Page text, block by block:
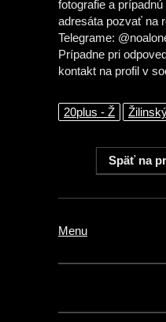
fotografie a
adresáta pozvať na
Telegrame:
Prípadne pri
kontakt na profil v
20plus - Ž
Menu